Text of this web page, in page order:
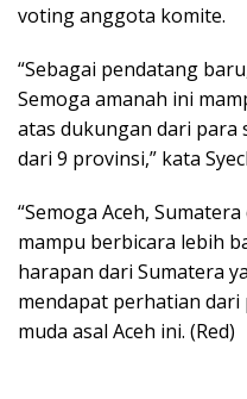
voting anggota komite.
“Sebagai pendatang
Semoga amanah ini
atas dukungan dari para
dari 9 provinsi,” kata
“Semoga Aceh,
mampu berbicara lebih
harapan dari Sumatera
mendapat perhatian
muda asal Aceh ini. (Red)